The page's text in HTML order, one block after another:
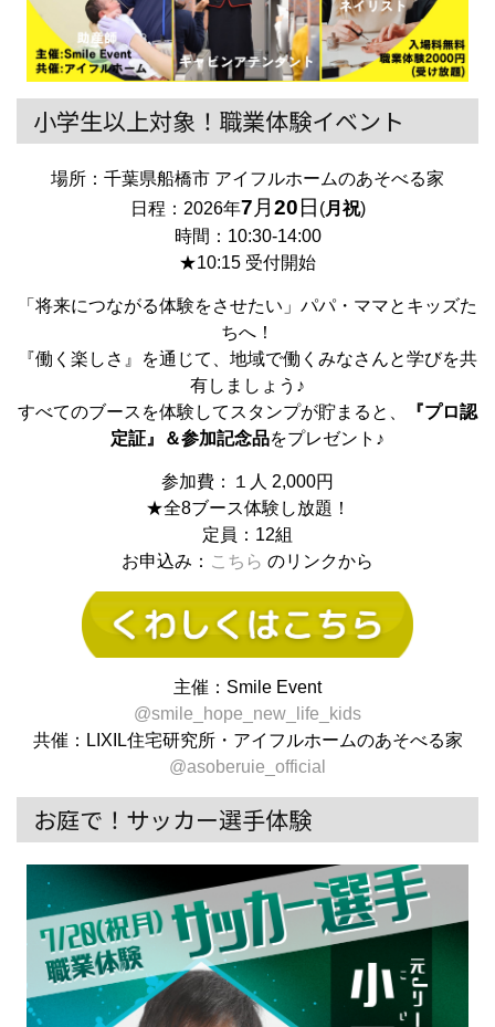
小学生以上対象！職業体験イベント
場所：千葉県船橋市 アイフルホームのあそべる家
日程：2026年7 月 20 日 (月祝)
時間：10:30-14:00
★10:15 受付開始
「将来につながる体験をさせたい」パパ・ママとキッズた
ちへ！
『働く楽しさ』を通じて、地域で働くみなさんと学びを共
有しましょう♪
すべてのブースを体験してスタンプが貯まると、
『プロ認
定証』＆参加記念品をプレゼント♪
参加費：１人 2,000円
★全8ブース体験し放題！
定員：12組
お申込み： こちら のリンクから
主催：Smile Event
@smile_hope_new_life_kids
共催：LIXIL住宅研究所・アイフルホームのあそべる家
@asoberuie_official
お庭で！サッカー選手体験